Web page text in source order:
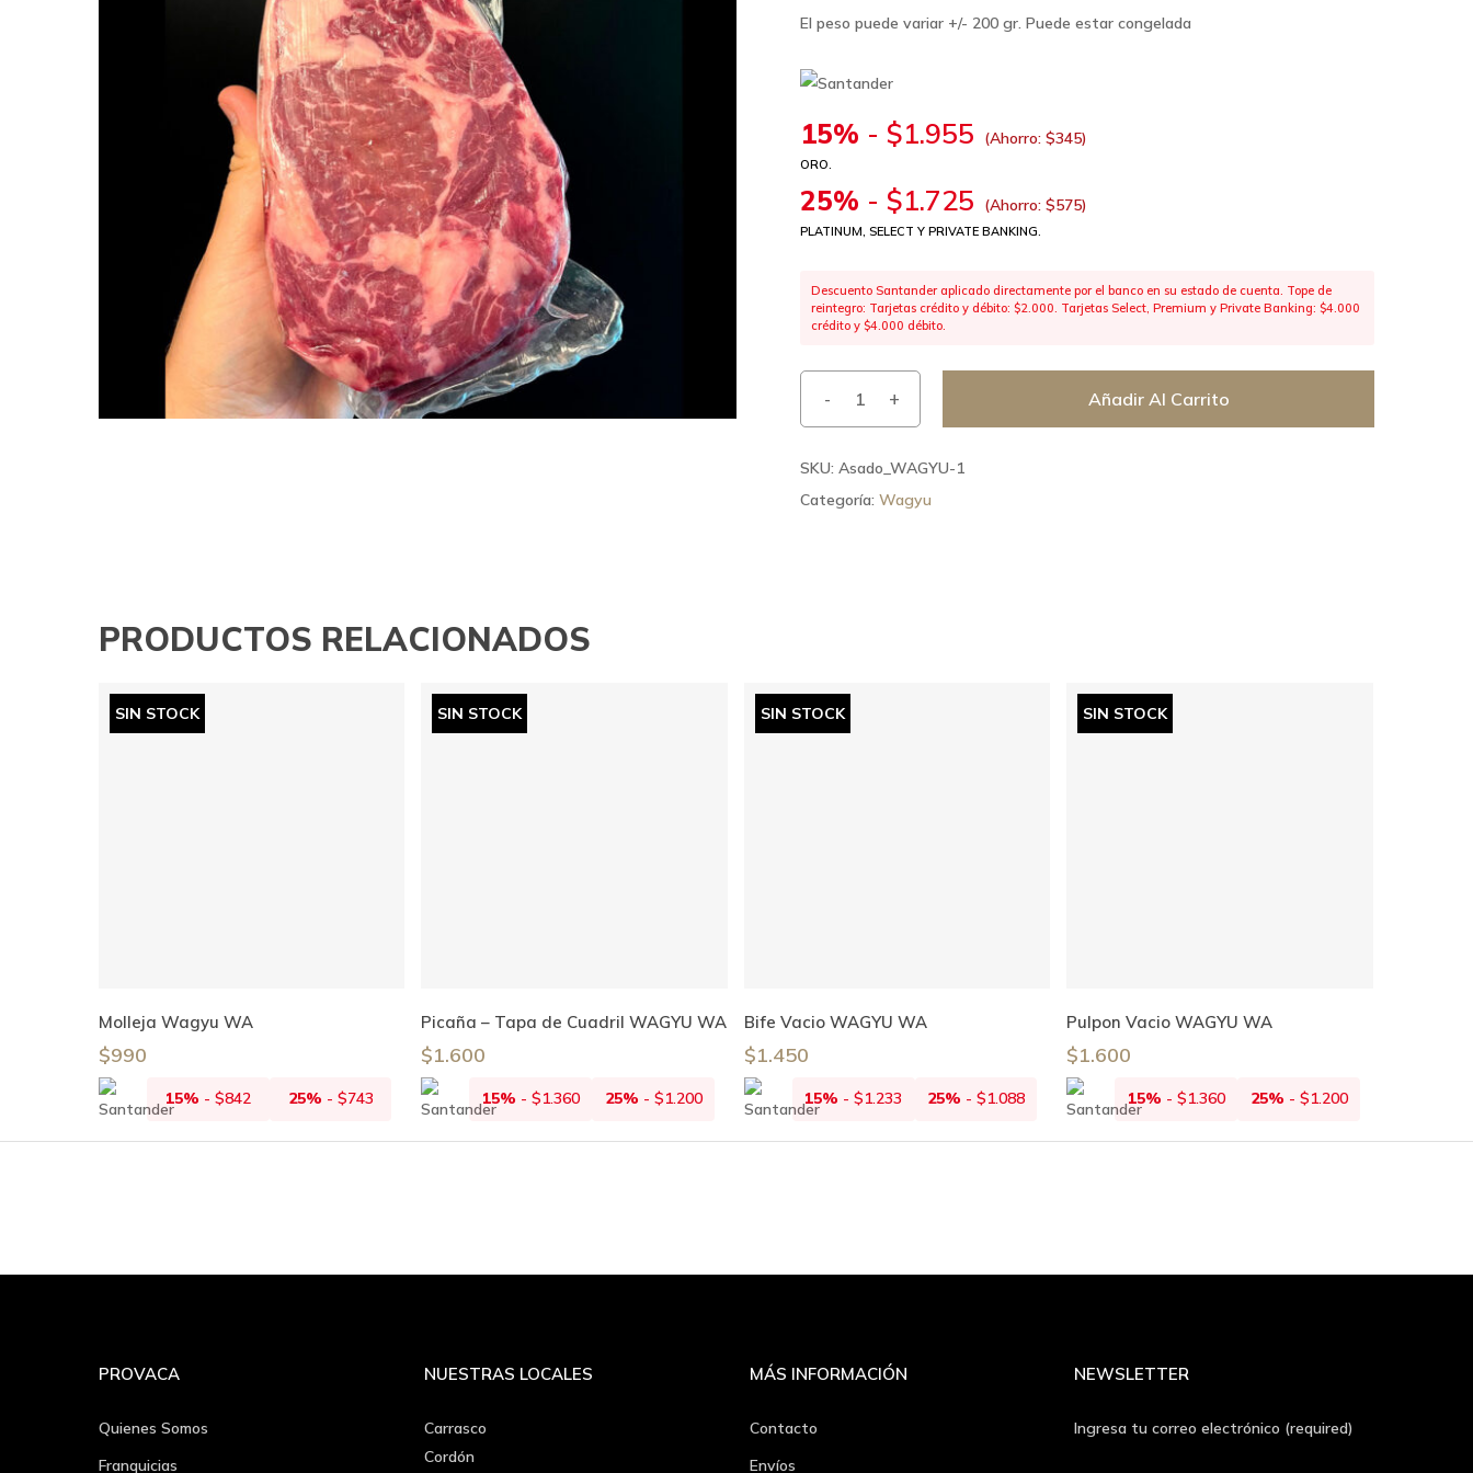
El peso puede variar +/- 200 gr. Puede estar congelada
15% -$1.955 (Ahorro:$345)
ORO.
25% -$1.725 (Ahorro:$575)
PLATINUM, SELECT Y PRIVATE BANKING.
Descuento Santander aplicado directamente por el banco en su estado de cuenta. Tope de
reintegro: Tarjetas crédito y débito: $2.000. Tarjetas Select, Premium y Private Banking: $4.000
crédito y $4.000 débito.
Añadir Al Carrito
SKU:Asado_WAGYU-1
Categoría:Wagyu
PRODUCTOS RELACIONADOS
SIN STOCK
Leer Más
Molleja Wagyu WA
$990
15% - $842 25% - $743
SIN STOCK
Leer Más
Picaña – Tapa de Cuadril WAGYU WA
$1.600
15% - $1.360 25% - $1.200
SIN STOCK
Leer Más
Bife Vacio WAGYU WA
$1.450
15% -$1.233 25% -$1.088
SIN STOCK
Leer Más
Pulpon Vacio WAGYU WA
$1.600
15% - $1.360 25% - $1.200
PROVACA
Quienes Somos
Franquicias
NUESTRAS LOCALES
Carrasco
Cordón
MÁS INFORMACIÓN
Contacto
Envíos
NEWSLETTER
Ingresa tu correo electrónico (required)